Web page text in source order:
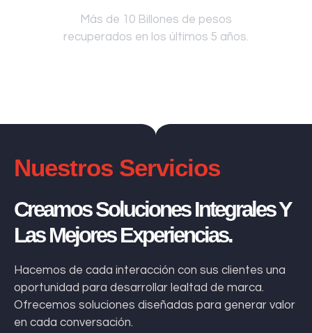
Más de 10 Billones de pesos
recuperados en los últimos 5 años.
Nuestros Servicios
Creamos Soluciones Integrales Y
Las Mejores Experiencias.
Hacemos de cada interacción con sus clientes una
oportunidad para desarrollar lealtad de marca.
Ofrecemos soluciones diseñadas para generar valor
en cada conversación.